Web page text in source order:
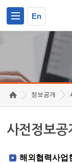
En
정보공개
사전정보공
해외협력사업